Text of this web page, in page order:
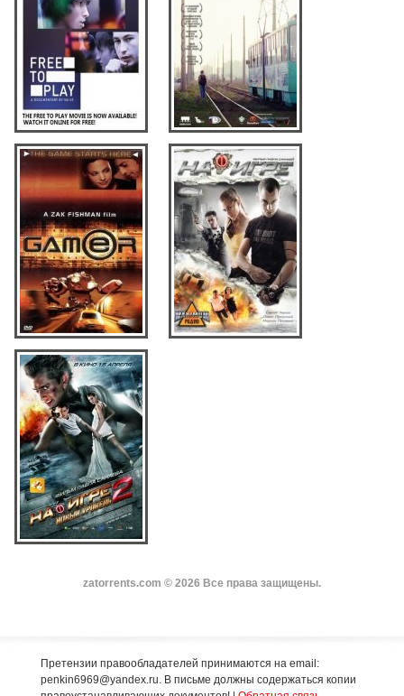
zatorrents.com © 2026 Все права защищены.
Претензии правообладателей принимаются на email:
penkin6969@yandex.ru. В письме должны содержаться копии